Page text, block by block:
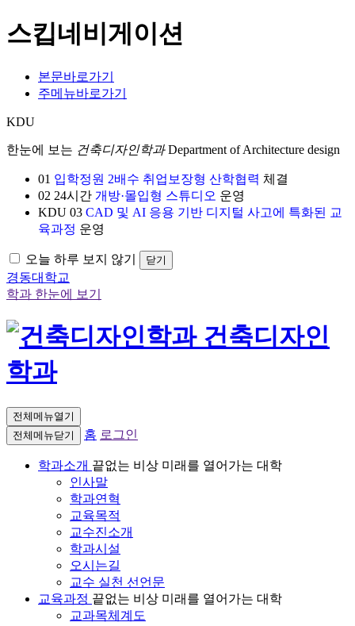
스킵네비게이션
본문바로가기
주메뉴바로가기
KDU
한눈에 보는 건축디자인학과 Department of Architecture design
01 입학정원 2배수 취업보장형 산학협력 체결
02 24시간 개방·몰입형 스튜디오 운영
KDU 03 CAD 및 AI 응용 기반 디지털 사고에 특화된 교
육과정 운영
오늘 하루 보지 않기 닫기
경동대학교
학과 한눈에 보기
건축디자인
학과
전체메뉴열기
전체메뉴닫기
홈 로그인
학과소개 끝없는 비상 미래를 열어가는 대학
인사말
학과연혁
교육목적
교수진소개
학과시설
오시는길
교수 실천 선언문
교육과정 끝없는 비상 미래를 열어가는 대학
교과목체계도